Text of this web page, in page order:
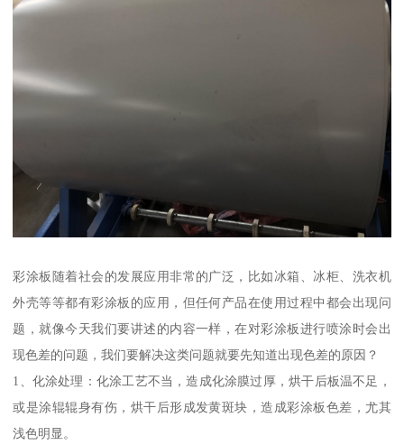
彩涂板随着社会的发展应用非常的广泛，比如冰箱、冰柜、洗衣机
外壳等等都有彩涂板的应用，但任何产品在使用过程中都会出现问
题，就像今天我们要讲述的内容一样，在对彩涂板进行喷涂时会出
现色差的问题，我们要解决这类问题就要先知道出现色差的原因？
1、化涂处理：化涂工艺不当，造成化涂膜过厚，烘干后板温不足，
或是涂辊辊身有伤，烘干后形成发黄斑块，造成彩涂板色差，尤其
浅色明显。